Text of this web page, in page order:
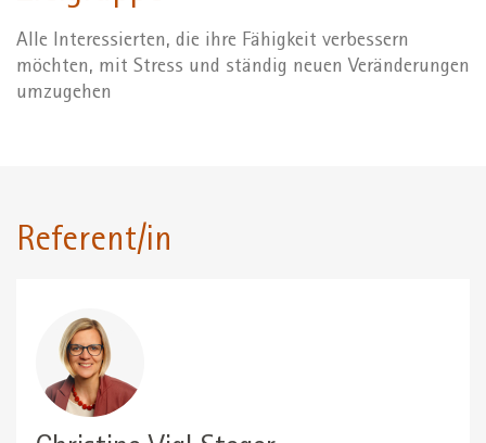
Alle Interessierten, die ihre Fähigkeit verbessern
möchten, mit Stress und ständig neuen Veränderungen
umzugehen
Referent/in